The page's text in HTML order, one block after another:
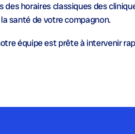
horaires classiques des
santéde votre compagnon.
équipe est prête à intervenir